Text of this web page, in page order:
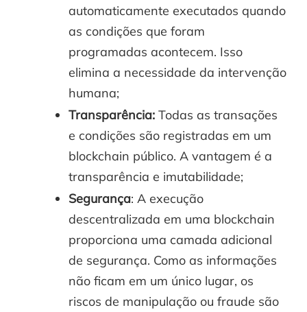
automaticamente executados quando
as condições que foram
programadas acontecem. Isso
elimina a necessidade da intervenção
humana;
Transparência: Todas as transações
e condições são registradas em um
blockchain público. A vantagem é a
transparência e imutabilidade;
Segurança: A execução
descentralizada em uma blockchain
proporciona uma camada adicional
de segurança. Como as informações
não ficam em um único lugar, os
riscos de manipulação ou fraude são